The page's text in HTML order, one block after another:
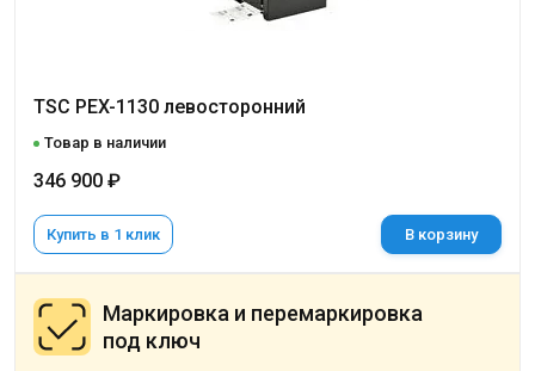
TSC PEX-1130 левосторонний
Товар в наличии
346 900 ₽
Купить в 1 клик В корзину
Маркировка и перемаркировка
под ключ